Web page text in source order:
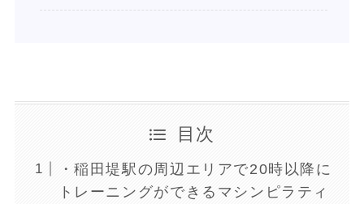
目次
・稲田堤駅の周辺エリアで20時以降に
トレーニングができるマシンピラティ